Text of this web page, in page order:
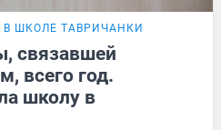
ШКОЛЕ ТАВРИЧАНКИ
связавшей
всего год.
школу в